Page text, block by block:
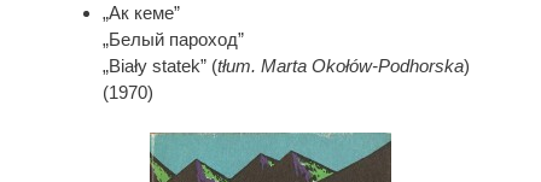
„Ак кеме”
„Белый пароход”
„Biały statek” (tłum. Marta Okołów-Podhorska)
(1970)